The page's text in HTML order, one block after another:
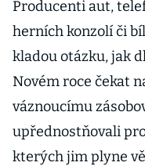
Producenti aut,
herních konzolí či
kladou otázku, jak
Novém roce čekat
váznoucímu
upřednostňovali
kterých jim plyne